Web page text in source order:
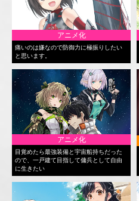
アニメ化
痛いのは嫌なので防御力に極振りしたい
と思います。
アニメ化
目覚めたら最強装備と宇宙船持ちだった
ので、一戸建て目指して傭兵として自由
に生きたい